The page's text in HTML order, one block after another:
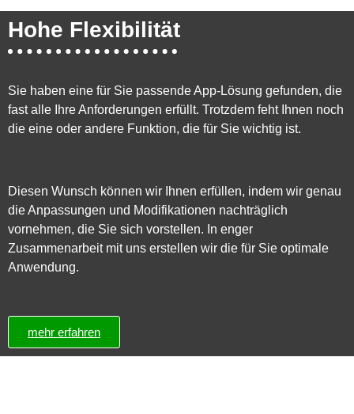
Hohe Flexibilität
Sie haben eine für Sie passende App-Lösung gefunden, die
fast alle Ihre Anforderungen erfüllt. Trotzdem feht Ihnen noch
die eine oder andere Funktion, die für Sie wichtig ist.
Diesen Wunsch können wir Ihnen erfüllen, indem wir genau
die Anpassungen und Modifikationen nachträglich
vornehmen, die Sie sich vorstellen. In enger
Zusammenarbeit mit uns erstellen wir die für Sie optimale
Anwendung.
mehr erfahren